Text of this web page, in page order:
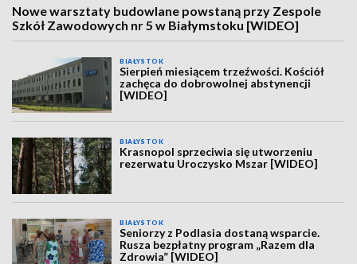
Nowe warsztaty budowlane powstaną przy Zespole
Szkół Zawodowych nr 5 w Białymstoku [WIDEO]
BIAŁYSTOK
Sierpień miesiącem trzeźwości. Kościół
zachęca do dobrowolnej abstynencji
[WIDEO]
BIAŁYSTOK
Krasnopol sprzeciwia się utworzeniu
rezerwatu Uroczysko Mszar [WIDEO]
BIAŁYSTOK
Seniorzy z Podlasia dostaną wsparcie.
Rusza bezpłatny program „Razem dla
Zdrowia” [WIDEO]